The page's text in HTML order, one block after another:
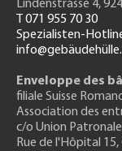
Lindenstrasse 4,
T 071 955 70 30
Spezialisten-
Enveloppe des
filiale Suisse
Association des
c/o Union
Rue de l'Hôpital 15